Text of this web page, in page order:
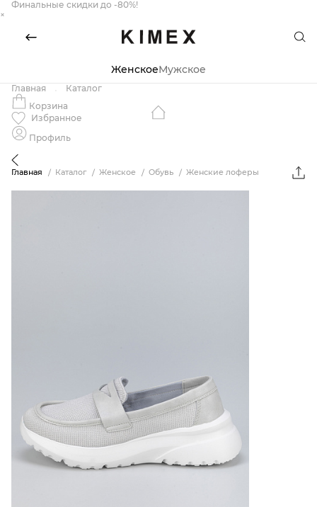
Финальные скидки до -80%!
×
ЖенскоеМужское
Главная
Каталог
Корзина
Избранное
Профиль
Главная Каталог Женское Обувь Женские лоферы